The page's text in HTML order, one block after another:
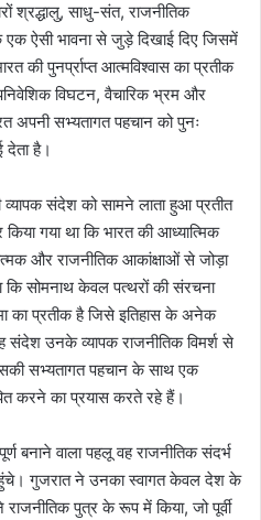
श्रद्धालु, साधु-संत, राजनीतिक
एक ऐसी भावना से जुड़े दिखाई दिए जिसमें
की पुनर्प्राप्त आत्मविश्वास का प्रतीक
विघटन, वैचारिक भ्रम और
अपनी सभ्यतागत पहचान को पुनः
देता है।
व्यापक संदेश को सामने लाता हुआ प्रतीत
गया था कि भारत की आध्यात्मिक
और राजनीतिक आकांक्षाओं से जोड़ा
कि सोमनाथ केवल पत्थरों की संरचना
का प्रतीक है जिसे इतिहास के अनेक
उनके व्यापक राजनीतिक विमर्श से
सभ्यतागत पहचान के साथ एक
करने का प्रयास करते रहे हैं।
वाला पहलू वह राजनीतिक संदर्भ
गुजरात ने उनका स्वागत केवल देश के
पुत्र के रूप में किया, जो पूर्वी